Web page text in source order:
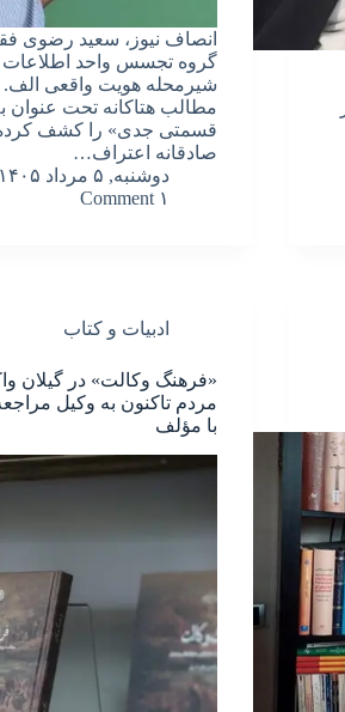
انصاف نیوز، سعید رضوی
گروه تجسس واحد اطلاعات
شیرمحله هویت واقعی
مطالب هتاکانه تحت عنوان
قسمتی جدی» را کشف
صادقانه اعتراف…
دوشنبه, ۵ مرداد ۱۴۰۵ – ۲۰:۳۶
۱ Comment
ادبیات و کتاب
مردم تاکنون به وکیل
با مؤلف